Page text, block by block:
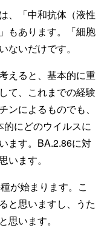
、「中和抗体（液性
もあります。「細胞
ないだけです。
えると、基本的に重
て、これまでの経験
によるものでも、
にどのウイルスに
ます。BA.2.86に対
います。
が始まります。こ
と思いますし、うた
思います。